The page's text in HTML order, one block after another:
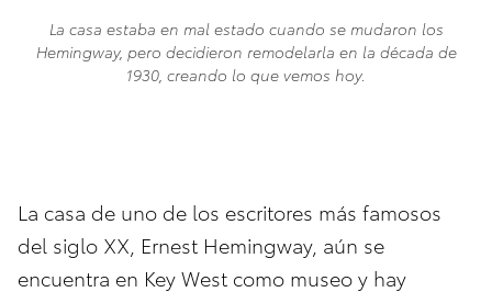
La casa estaba en mal estado cuando se mudaron los
Hemingway, pero decidieron remodelarla en la década de
1930, creando lo que vemos hoy.
La casa de uno de los escritores más famosos
del siglo XX, Ernest Hemingway, aún se
encuentra en Key West como museo y hay